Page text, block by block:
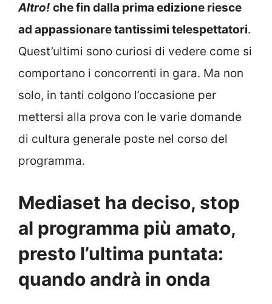
Altro! che fin dalla prima edizione riesce
ad appassionare tantissimi telespettatori.
Quest’ultimi sono curiosi di vedere come si
comportano i concorrenti in gara. Ma non
solo, in tanti colgono l’occasione per
mettersi alla prova con le varie domande
di cultura generale poste nel corso del
programma.
Mediaset ha deciso, stop
al programma più amato,
presto l’ultima puntata:
quando andrà in onda